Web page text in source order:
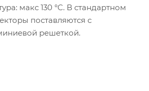
макс 130 °C. В стандартном
поставляются с
решеткой.